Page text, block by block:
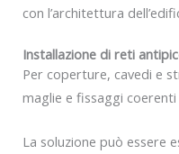
con l’architettura
Installazione di reti
Per coperture, cavedi e
maglie e fissaggi
La soluzione può essere